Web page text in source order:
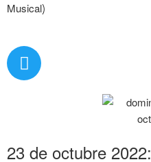
Musical)
23 de octubre 2022: